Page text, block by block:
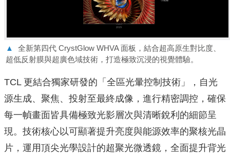
▲
全新第四代 CrystGlow WHVA 面板，結合超高原生對比度、
超低反射膜與超廣色域技術，打造極致沉浸的視覺體驗。
TCL 更結合獨家研發的「全區光暈控制技術」，自光
源生成、聚焦、投射至最終成像，進行精密調控，確保
每一幀畫面皆具備極致光影層次與清晰銳利的細節呈
現。技術核心以可顯著提升亮度與能源效率的聚核光晶
片，運用頂尖光學設計的超聚光微透鏡，全面提升背光